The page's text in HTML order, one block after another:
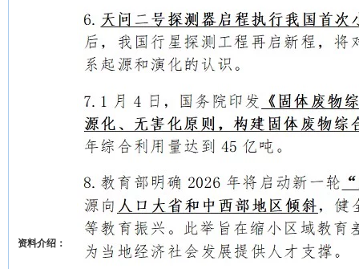
资料介绍：